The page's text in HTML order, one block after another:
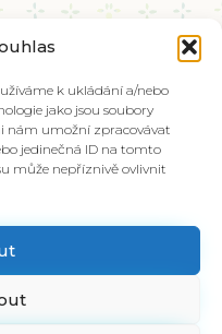
k ukládání a/nebo
jako jsou soubory
nám umožní zpracovávat
jedinečná ID na tomto
může nepříznivě ovlivnit
671/15, Karlín,
ve slovenštině,